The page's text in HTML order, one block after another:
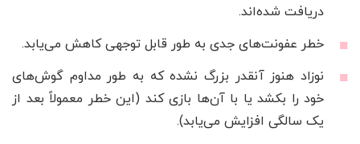
دریافت شده‌اند.
خطر عفونت‌های جدی به طور قابل توجهی کاهش می‌یابد.
نوزاد هنوز آنقدر بزرگ نشده که به طور مداوم گوش‌های
خود را بکشد یا با آن‌ها بازی کند (این خطر معمولاً بعد از
یک سالگی افزایش می‌یابد).